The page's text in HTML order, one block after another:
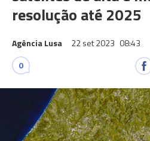
resolução até 2025
Agência Lusa 22 set 2023 08:43
0